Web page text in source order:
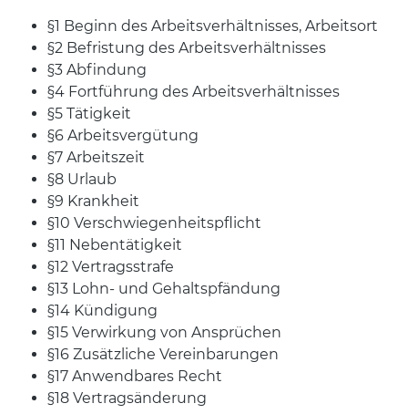
§1 Beginn des Arbeitsverhältnisses, Arbeitsort
§2 Befristung des Arbeitsverhältnisses
§3 Abfindung
§4 Fortführung des Arbeitsverhältnisses
§5 Tätigkeit
§6 Arbeitsvergütung
§7 Arbeitszeit
§8 Urlaub
§9 Krankheit
§10 Verschwiegenheitspflicht
§11 Nebentätigkeit
§12 Vertragsstrafe
§13 Lohn- und Gehaltspfändung
§14 Kündigung
§15 Verwirkung von Ansprüchen
§16 Zusätzliche Vereinbarungen
§17 Anwendbares Recht
§18 Vertragsänderung